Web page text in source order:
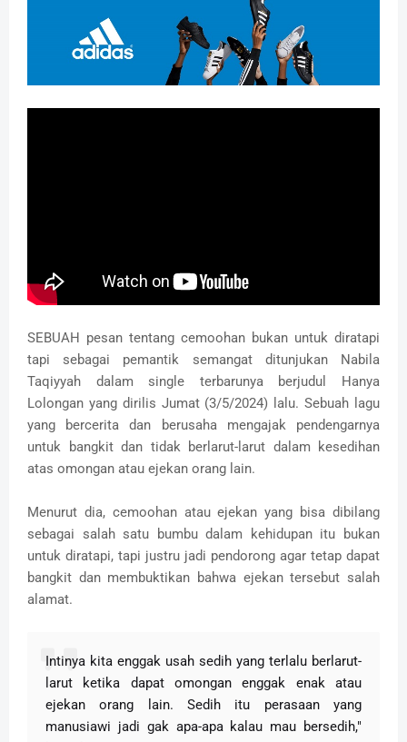
SEBUAH pesan tentang cemoohan bukan untuk diratapi
tapi sebagai pemantik semangat ditunjukan Nabila
Taqiyyah dalam single terbarunya berjudul Hanya
Lolongan yang dirilis Jumat (3/5/2024) lalu. Sebuah lagu
yang bercerita dan berusaha mengajak pendengarnya
untuk bangkit dan tidak berlarut-larut dalam kesedihan
atas omongan atau ejekan orang lain.
Menurut dia, cemoohan atau ejekan yang bisa dibilang
sebagai salah satu bumbu dalam kehidupan itu bukan
untuk diratapi, tapi justru jadi pendorong agar tetap dapat
bangkit dan membuktikan bahwa ejekan tersebut salah
alamat.
Intinya kita enggak usah sedih yang terlalu berlarut-
larut ketika dapat omongan enggak enak atau
ejekan orang lain. Sedih itu perasaan yang
manusiawi jadi gak apa-apa kalau mau bersedih,"